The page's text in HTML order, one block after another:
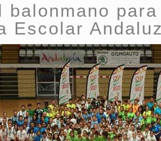
balonmano
Escolar